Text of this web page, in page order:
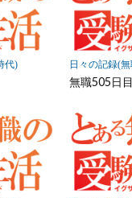
代) 日々の記録(
無職505日目